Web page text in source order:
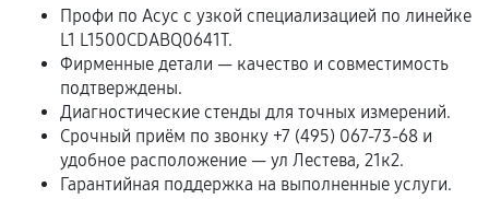
Обращение после окончания гарантийного
срока.
Программные сбои, если это не указано в
отдельных условиях.
Профи по Асус с узкой специализацией по линейке
L1 L1500CDABQ0641T.
Фирменные детали — качество и совместимость
подтверждены.
Диагностические стенды для точных измерений.
Срочный приём по звонку +7 (495) 067-73-68 и
удобное расположение — ул Лестева, 21к2.
Гарантийная поддержка на выполненные услуги.